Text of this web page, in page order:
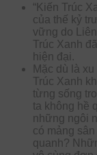
“Kiến Trúc
của thế kỷ
vững do
Trúc Xanh
hiện đại.
Mặc dù là
Trúc Xanh
từng sống
ta không hề
những ngôi
có mảng
quanh?